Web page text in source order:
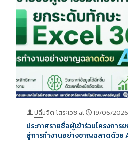
ปลื้มจิต โสระเวช at 19/06/2026
ประกาศรายชื่อผู้เข้าร่วมโครงการ
สู่การทำงานอย่างชาญฉลาดด้วย